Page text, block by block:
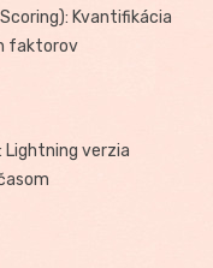
Kvantifikácia
faktorov
Lightning verzia